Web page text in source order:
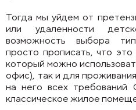
Тогда мы уйдем от
или удаленности
возможность выбора
просто прописать, что
который можно
офис), так и для
на него всех
классическое жилое